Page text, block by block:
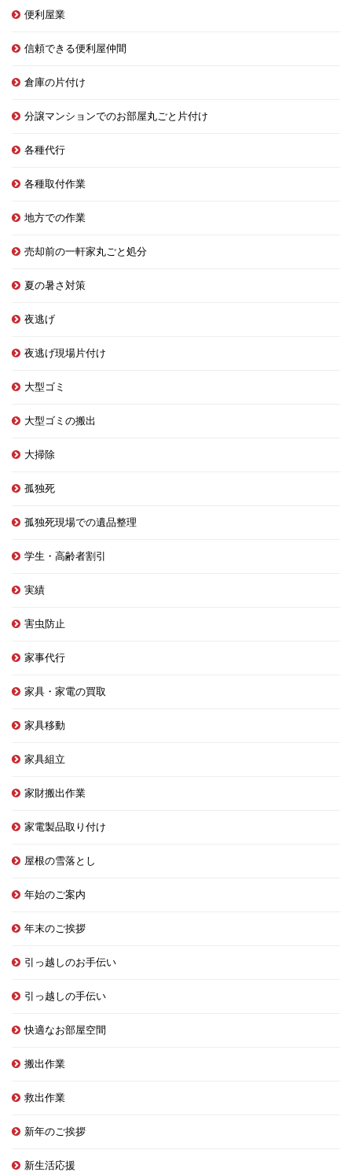
便利屋業
信頼できる便利屋仲間
倉庫の片付け
分譲マンションでのお部屋丸ごと片付け
各種代行
各種取付作業
地方での作業
売却前の一軒家丸ごと処分
夏の暑さ対策
夜逃げ
夜逃げ現場片付け
大型ゴミ
大型ゴミの搬出
大掃除
孤独死
孤独死現場での遺品整理
学生・高齢者割引
実績
害虫防止
家事代行
家具・家電の買取
家具移動
家具組立
家財搬出作業
家電製品取り付け
屋根の雪落とし
年始のご案内
年末のご挨拶
引っ越しのお手伝い
引っ越しの手伝い
快適なお部屋空間
搬出作業
救出作業
新年のご挨拶
新生活応援